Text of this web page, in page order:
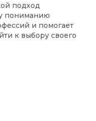
подход
пониманию
и помогает
к выбору своего